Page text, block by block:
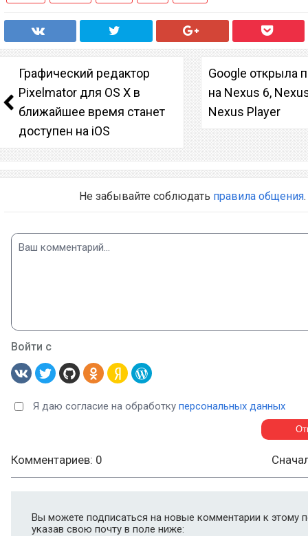
Графический редактор
Pixelmator для OS X в
ближайшее время станет
доступен на iOS
Google открыла
на Nexus 6,
Nexus Player
Не забывайте соблюдать правила общения.
Войти с
Я даю согласие на обработку персональных данных
Комментариев: 0
Вы можете подписаться на новые комментарии к этому
указав свою почту в поле ниже: